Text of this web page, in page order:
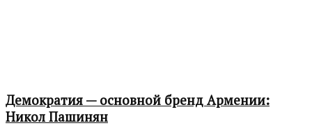
Демократия — основной бренд Армении:
Никол Пашинян